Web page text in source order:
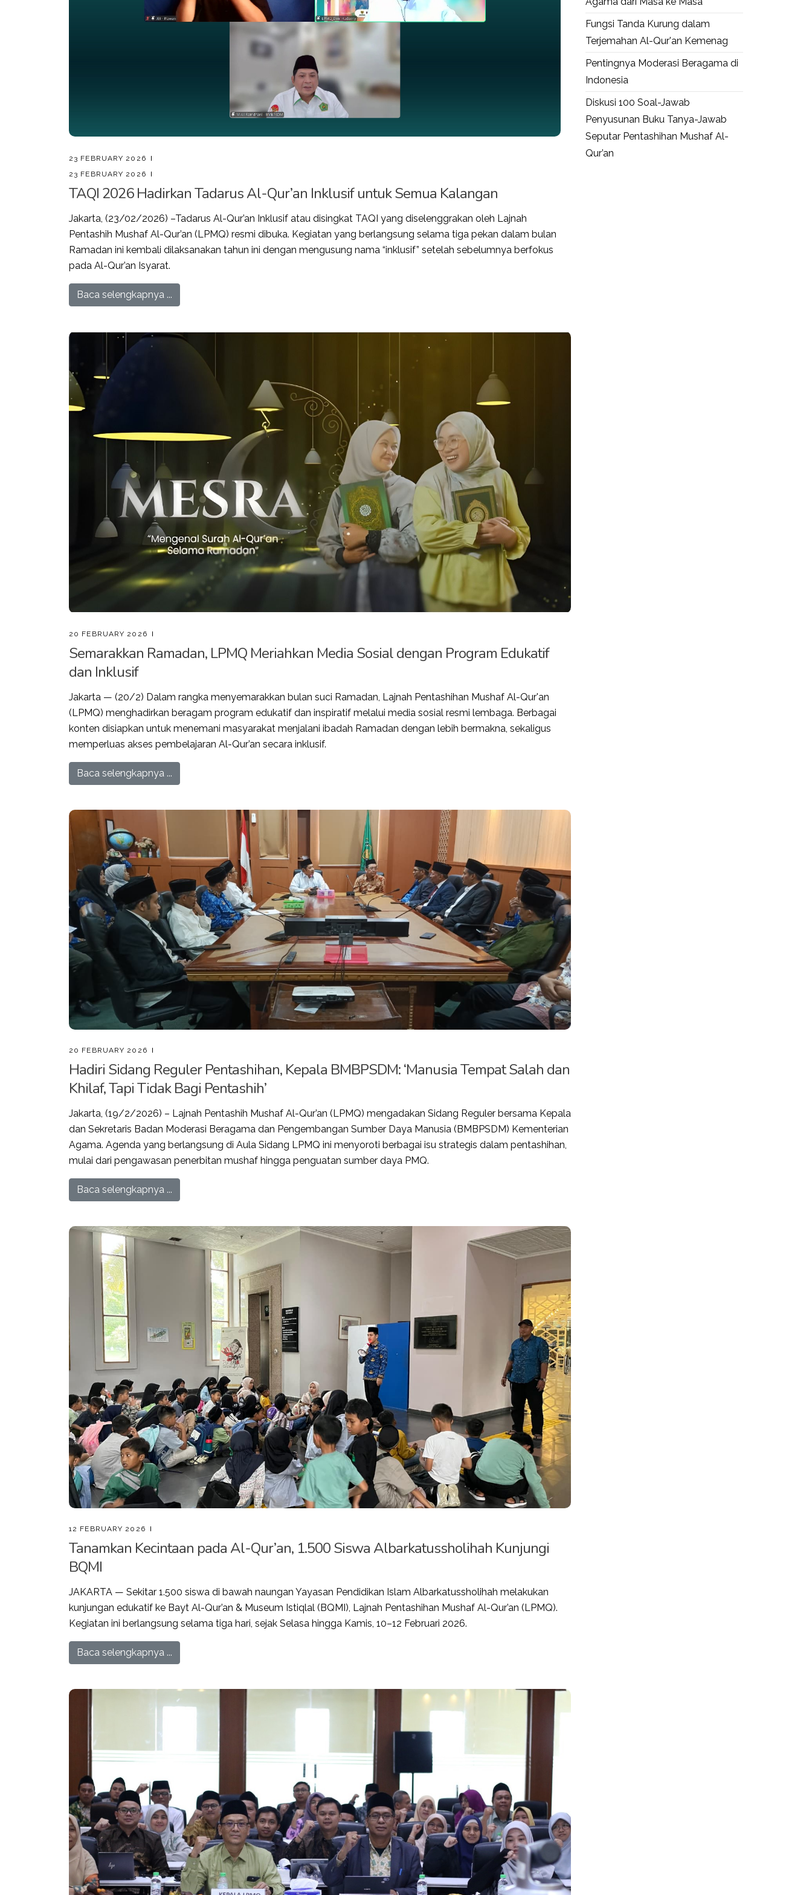
23 FEBRUARY 2026
23 FEBRUARY 2026
TAQI 2026 Hadirkan Tadarus Al-Qur’an Inklusif untuk Semua Kalangan
Jakarta, (23/02/2026) –Tadarus Al-Qur’an Inklusif atau disingkat TAQI yang diselenggrakan oleh Lajnah
Pentashih Mushaf Al-Qur’an (LPMQ) resmi dibuka. Kegiatan yang berlangsung selama tiga pekan dalam bulan
Ramadan ini kembali dilaksanakan tahun ini dengan mengusung nama “inklusif” setelah sebelumnya berfokus
pada Al-Qur’an Isyarat.
Baca selengkapnya ...
20 FEBRUARY 2026
Semarakkan Ramadan, LPMQ Meriahkan Media Sosial dengan Program Edukatif
dan Inklusif
Jakarta — (20/2) Dalam rangka menyemarakkan bulan suci Ramadan, Lajnah Pentashihan Mushaf Al-Qur'an
(LPMQ) menghadirkan beragam program edukatif dan inspiratif melalui media sosial resmi lembaga. Berbagai
konten disiapkan untuk menemani masyarakat menjalani ibadah Ramadan dengan lebih bermakna, sekaligus
memperluas akses pembelajaran Al-Qur’an secara inklusif.
Baca selengkapnya ...
20 FEBRUARY 2026
Hadiri Sidang Reguler Pentashihan, Kepala BMBPSDM: ‘Manusia Tempat Salah dan
Khilaf, Tapi Tidak Bagi Pentashih’
Jakarta, (19/2/2026) – Lajnah Pentashih Mushaf Al-Qur’an (LPMQ) mengadakan Sidang Reguler bersama Kepala
dan Sekretaris Badan Moderasi Beragama dan Pengembangan Sumber Daya Manusia (BMBPSDM) Kementerian
Agama. Agenda yang berlangsung di Aula Sidang LPMQ ini menyoroti berbagai isu strategis dalam pentashihan,
mulai dari pengawasan penerbitan mushaf hingga penguatan sumber daya PMQ.
Baca selengkapnya ...
12 FEBRUARY 2026
Tanamkan Kecintaan pada Al-Qur’an, 1.500 Siswa Albarkatussholihah Kunjungi
BQMI
JAKARTA — Sekitar 1.500 siswa di bawah naungan Yayasan Pendidikan Islam Albarkatussholihah melakukan
kunjungan edukatif ke Bayt Al-Qur’an & Museum Istiqlal (BQMI), Lajnah Pentashihan Mushaf Al-Qur’an (LPMQ).
Kegiatan ini berlangsung selama tiga hari, sejak Selasa hingga Kamis, 10–12 Februari 2026.
Baca selengkapnya ...
Fungsi Tanda Kurung dalam
Terjemahan Al-Qur'an Kemenag
Pentingnya Moderasi Beragama di
Indonesia
Diskusi 100 Soal-Jawab
Penyusunan Buku Tanya-Jawab
Seputar Pentashihan Mushaf Al-
Qur’an